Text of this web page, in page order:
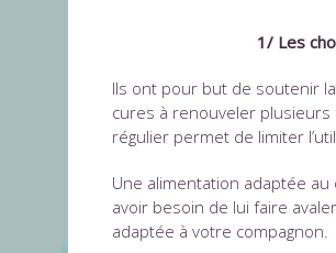
1/ Les
Ils ont pour but de soutenir
cures à renouveler
régulier permet de limiter
Une alimentation adaptée
avoir besoin de lui faire
adaptée à votre compagnon.